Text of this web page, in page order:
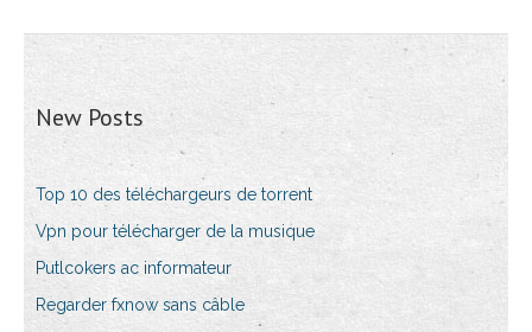
New Posts
Top 10 des téléchargeurs de torrent
Vpn pour télécharger de la musique
Putlcokers ac informateur
Regarder fxnow sans câble